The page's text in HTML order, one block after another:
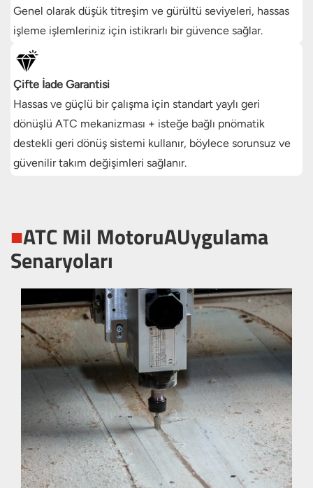
Genel olarak düşük titreşim ve gürültü seviyeleri, hassas
işleme işlemleriniz için istikrarlı bir güvence sağlar.
Çifte İade Garantisi
Hassas ve güçlü bir çalışma için standart yaylı geri
dönüşlü ATC mekanizması + isteğe bağlı pnömatik
destekli geri dönüş sistemi kullanır, böylece sorunsuz ve
güvenilir takım değişimleri sağlanır.
■ATC Mil MotoruAUygulama
Senaryoları